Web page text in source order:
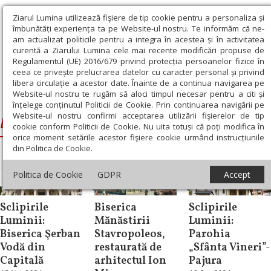
Ziarul Lumina utilizează fişiere de tip cookie pentru a personaliza și
îmbunătăți experiența ta pe Website-ul nostru. Te informăm că ne-
am actualizat politicile pentru a integra în acestea și în activitatea
curentă a Ziarului Lumina cele mai recente modificări propuse de
Regulamentul (UE) 2016/679 privind protecția persoanelor fizice în
ceea ce privește prelucrarea datelor cu caracter personal și privind
libera circulație a acestor date. Înainte de a continua navigarea pe
Website-ul nostru te rugăm să aloci timpul necesar pentru a citi și
înțelege conținutul Politicii de Cookie. Prin continuarea navigării pe
Website-ul nostru confirmi acceptarea utilizării fişierelor de tip
cookie conform Politicii de Cookie. Nu uita totuși că poți modifica în
orice moment setările acestor fişiere cookie urmând instrucțiunile
din Politica de Cookie.
Politica de Cookie GDPR Accept
Ziarul Lumina › Biserici din Romania
Biserici din Romania
Reportaj
Sclipirile
Luminii:
Biserica Şerban
Vodă din
Capitală
Documentar
Biserica
Mănăstirii
Stavropoleos,
restaurată de
arhitectul Ion
Reportaj
Sclipirile
Luminii:
Parohia
„Sfânta Vineri”-
Pajura